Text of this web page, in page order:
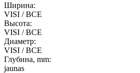
Ширина:
VISI / ВСЕ
Высота:
VISI / ВСЕ
Диаметр:
VISI / ВСЕ
Глубина, mm:
jaunas